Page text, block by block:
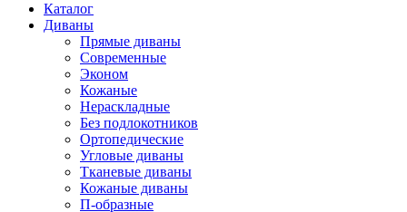
Каталог
Диваны
Прямые диваны
Современные
Эконом
Кожаные
Нераскладные
Без подлокотников
Ортопедические
Угловые диваны
Тканевые диваны
Кожаные диваны
П-образные